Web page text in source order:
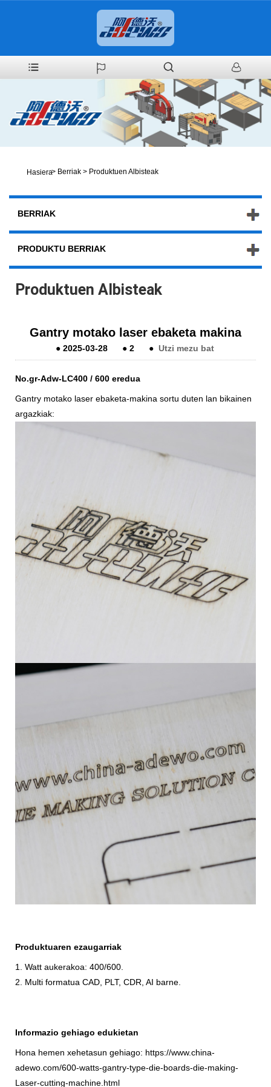
Hasiera> Berriak > Produktuen Albisteak
BERRIAK
PRODUKTU BERRIAK
Produktuen Albisteak
Gantry motako laser ebaketa makina
●2025-03-28 ●2 ● Utzi mezu bat
No.gr-Adw-LC400 / 600 eredua
Gantry motako laser ebaketa-makina sortu duten lan bikainen
argazkiak:
Produktuaren ezaugarriak
1. Watt aukerakoa: 400/600.
2. Multi formatua CAD, PLT, CDR, AI barne.
Informazio gehiago edukietan
Hona hemen xehetasun gehiago: https://www.china-
adewo.com/600-watts-gantry-type-die-boards-die-making-
Laser-cutting-machine.html